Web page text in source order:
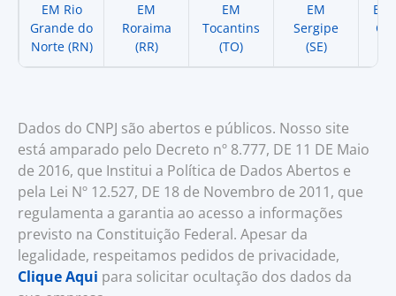
EM Rio
Grande do
Norte (RN)
EM
Roraima
(RR)
EM
Tocantins
(TO)
EM
Sergipe
(SE)
EM
Dados do CNPJ são abertos e públicos. Nosso site
está amparado pelo Decreto nº 8.777, DE 11 DE Maio
de 2016, que Institui a Política de Dados Abertos e
pela Lei Nº 12.527, DE 18 de Novembro de 2011, que
regulamenta a garantia ao acesso a informações
previsto na Constituição Federal. Apesar da
legalidade, respeitamos pedidos de privacidade,
Clique Aqui para solicitar ocultação dos dados da